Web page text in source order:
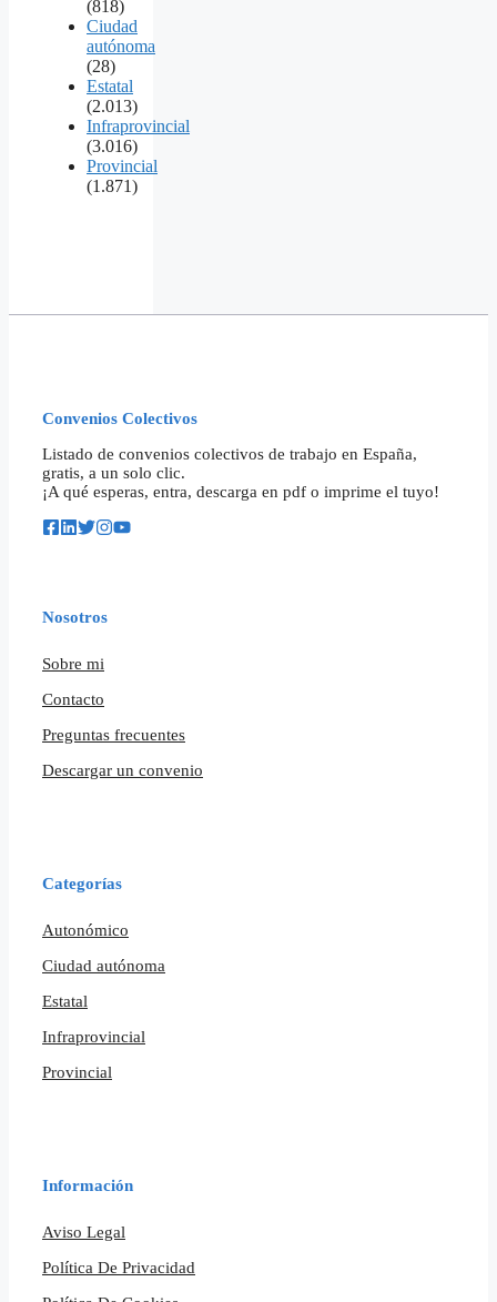
(818)
Ciudad
autónoma
(28)
Estatal
(2.013)
Infraprovincial
(3.016)
Provincial
(1.871)
Convenios Colectivos
Listado de convenios colectivos de trabajo en España,
gratis, a un solo clic.
¡A qué esperas, entra, descarga en pdf o imprime el tuyo!
Nosotros
Sobre mi
Contacto
Preguntas frecuentes
Descargar un convenio
Categorías
Autonómico
Ciudad autónoma
Estatal
Infraprovincial
Provincial
Información
Aviso Legal
Política De Privacidad